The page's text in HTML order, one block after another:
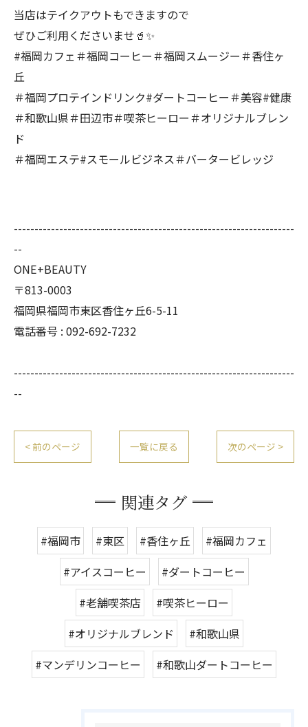
当店はテイクアウトもできますので
ぜひご利用くださいませ🥤✨
#福岡カフェ＃福岡コーヒー＃福岡スムージー＃香住ヶ
丘
＃福岡プロテインドリンク#ダートコーヒー＃美容#健康
＃和歌山県＃田辺市＃喫茶ヒーロー＃オリジナルブレン
ド
＃福岡エステ#スモールビジネス＃バータービレッジ
--------------------------------------------------------------------
--
ONE+BEAUTY
〒813-0003
福岡県福岡市東区香住ヶ丘6-5-11
電話番号 : 092-692-7232
--------------------------------------------------------------------
--
< 前のページ 一覧に戻る 次のページ >
関連タグ
#福岡市 #東区 #香住ヶ丘
#福岡カフェ
#アイスコーヒー
#ダートコーヒー
#老舗喫茶店
#喫茶ヒーロー
#オリジナルブレンド
#和歌山県
#マンデリンコーヒー
#和歌山ダートコーヒー